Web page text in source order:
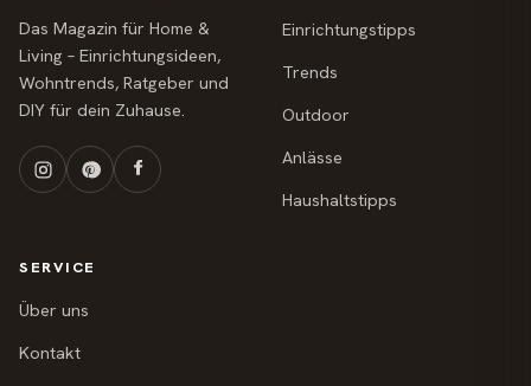
Das Magazin für Home &
Living – Einrichtungsideen,
Wohntrends, Ratgeber und
DIY für dein Zuhause.
Einrichtungstipps
Trends
Outdoor
Anlässe
Haushaltstipps
SERVICE
Über uns
Kontakt